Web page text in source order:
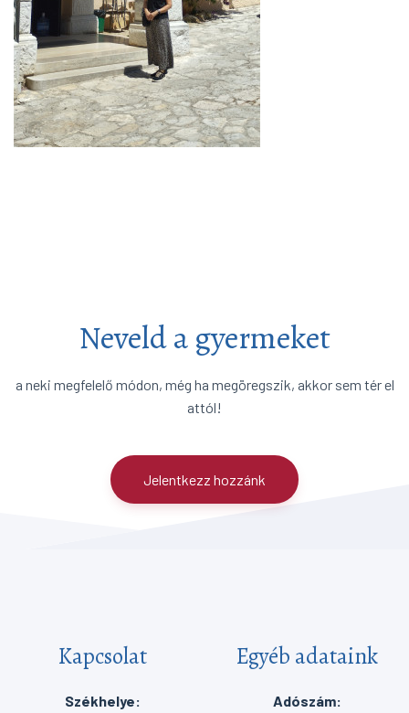
Neveld a gyermeket
a neki megfelelő módon, még ha megöregszik, akkor sem tér el
attól!
Jelentkezz hozzánk
Kapcsolat
Székhelye:
Egyéb adataink
Adószám: